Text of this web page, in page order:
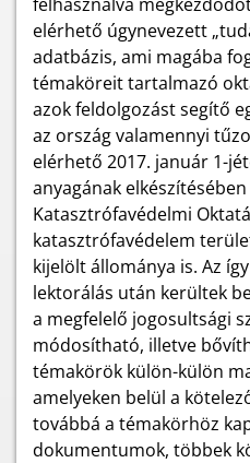
elérhető úgynevezett
adatbázis, ami magába
témaköreit tartalmazó
azok feldolgozást segítő
az ország valamennyi
elérhető 2017. január 1-
anyagának
Katasztrófavédelmi
katasztrófavédelem
kijelölt állománya is. Az
lektorálás után kerültek
a megfelelő jogosultsági
módosítható, illetve
témakörök külön-külön
amelyeken belül a
továbbá a témakörhöz
dokumentumok, többek